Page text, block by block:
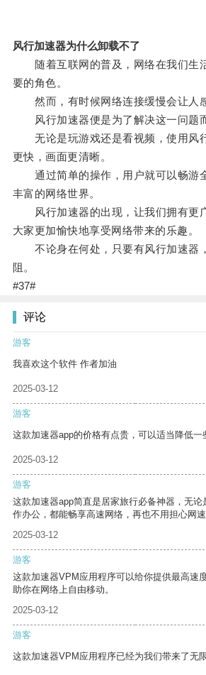
风行加速器为什么卸载不了
随着互联网的普及，网络在我们生
要的角色。
然而，有时候网络连接缓慢会让人感
风行加速器便是为了解决这一问题而
无论是玩游戏还是看视频，使用风
更快，画面更清晰。
通过简单的操作，用户就可以畅游
丰富的网络世界。
风行加速器的出现，让我们拥有更
大家更加愉快地享受网络带来的乐趣。
不论身在何处，只要有风行加速器
阻。
#37#
评论
游客
我喜欢这个软件 作者加油
2025-03-12
游客
这款加速器app的价格有点贵，可以适当降低一
2025-03-12
游客
这款加速器app简直是居家旅行必备神器，无
作办公，都能畅享高速网络，再也不用担心网速
2025-03-12
游客
这款加速器VPM应用程序可以给你提供最高速
助你在网络上自由移动。
2025-03-12
游客
这款加速器VPM应用程序已经为我们带来了无